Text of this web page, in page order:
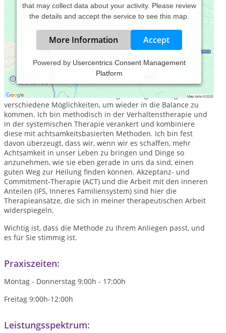
that may collect data about your activity. Please review
the details and accept the service to see this map.
More Information Accept
Powered by Usercentrics Consent Management
Platform
Als Heilpraktikerin für Psychotherapie biete ich Beratung,
Coaching und Psychotherapie nach dem Heilpraktikergesetz
an. Ist das Leben aus dem Gleichgewicht geraten, gibt es
verschiedene Möglichkeiten, um wieder in die Balance zu
kommen. Ich bin methodisch in der Verhaltenstherapie und
in der systemischen Therapie verankert und kombiniere
diese mit achtsamkeitsbasierten Methoden. Ich bin fest
davon überzeugt, dass wir, wenn wir es schaffen, mehr
Achtsamkeit in unser Leben zu bringen und Dinge so
anzunehmen, wie sie eben gerade in uns da sind, einen
guten Weg zur Heilung finden können. Akzeptanz- und
Commitment-Therapie (ACT) und die Arbeit mit den inneren
Anteilen (IFS, Inneres Familiensystem) sind hier die
Therapieansätze, die sich in meiner therapeutischen Arbeit
widerspiegeln.
Wichtig ist, dass die Methode zu Ihrem Anliegen passt, und
es für Sie stimmig ist.
Praxiszeiten:
Montag - Donnerstag 9:00h - 17:00h
Freitag 9:00h-12:00h
Leistungsspektrum: